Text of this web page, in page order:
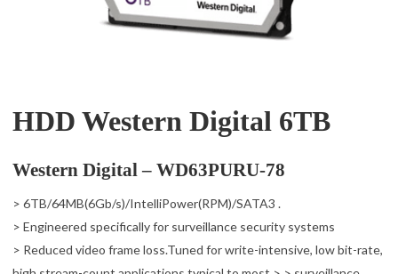
HDD Western Digital 6TB
Western Digital – WD63PURU-78
> 6TB/64MB(6Gb/s)/IntelliPower(RPM)/SATA3 .
> Engineered specifically for surveillance security systems
> Reduced video frame loss.Tuned for write-intensive, low bit-rate,